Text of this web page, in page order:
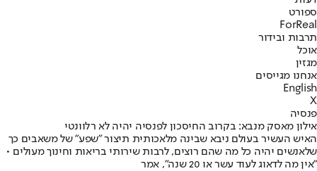
ספורט
ForReal
תרבות ובידור
אוכל
מגזין
אנחנו מגייסים
English
X
פנסיה
אילון מאסק מנבא: בקרוב החיסכון לפנסיה יהיה לא רלוונטי
האיש העשיר בעולם ניבא שבינה מלאכותית תיצור "שפע" של משאבים כך
שלאנשים יהיה כל מה שהם רוצים, לרבות שירותי בריאות וחינוך מעולים •
"אין מה לדאוג לעוד עשר או 20 שנה", אמר